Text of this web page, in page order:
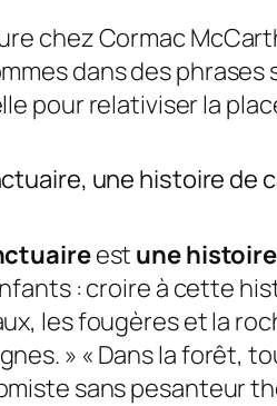
chez Cormac
dans des phrases
pour relativiser la
, une histoire de
est une
: croire à cette
les fougères et la
» « Dans la forêt,
sans pesanteur